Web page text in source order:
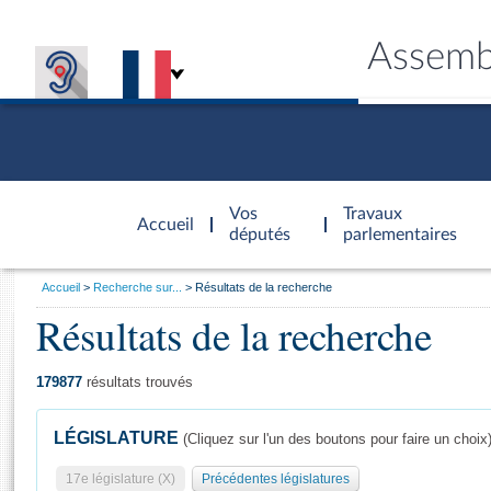
Accueil
d'accueil
Vos
députés
Travaux
parlementaires
Général
Vous
Accueil Recherche sur... Résultats de la recherche
Résultats de la recherche
179877 résultats trouvés
LÉGISLATURE (Cliquez sur l'un des boutons pour faire un choix)
17e législature (X) Précédentes législatures